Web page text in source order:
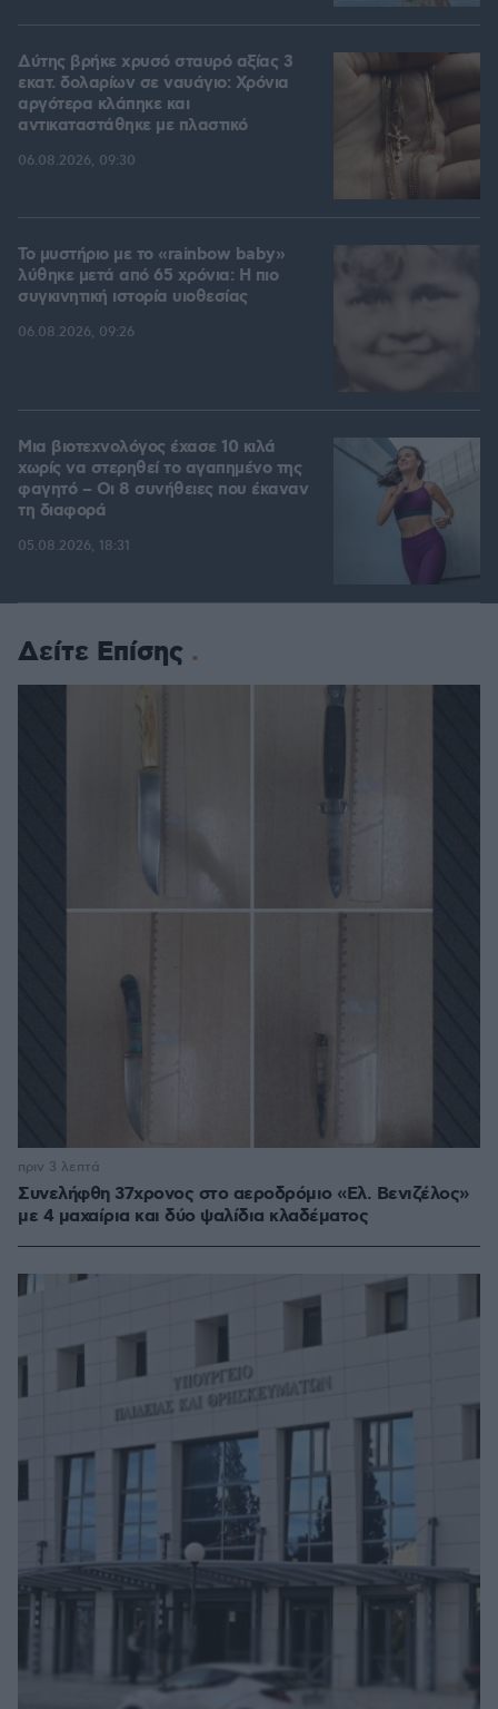
Δύτης βρήκε χρυσό σταυρό αξίας 3
εκατ. δολαρίων σε ναυάγιο: Χρόνια
αργότερα κλάπηκε και
αντικαταστάθηκε με πλαστικό
06.08.2026, 09:30
Το μυστήριο με το «rainbow baby»
λύθηκε μετά από 65 χρόνια: Η πιο
συγκινητική ιστορία υιοθεσίας
06.08.2026, 09:26
Μια βιοτεχνολόγος έχασε 10 κιλά
χωρίς να στερηθεί το αγαπημένο της
φαγητό – Οι 8 συνήθειες που έκαναν
τη διαφορά
05.08.2026, 18:31
Δείτε Επίσης
Συνελήφθη 37χρονος στο αεροδρόμιο «Ελ. Βενιζέλος»
με 4 μαχαίρια και δύο ψαλίδια κλαδέματος
πριν 3 λεπτά